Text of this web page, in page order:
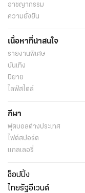
อาชญากรรม
ความยั่งยืน
เนื้อหาที่น่าสนใจ
รายงานพิเศษ
บันเทิง
นิยาย
ไลฟ์สไตล์
กีฬา
ฟุตบอลต่่างประเทศ
ไฟต์สปอร์ต
แกลเลอรี่
ช็อปปิ้ง
ไทยรัฐอีเวนต์